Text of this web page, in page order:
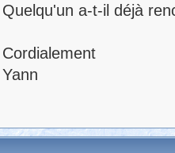
Quelqu'un a-t-il déjà
Cordialement
Yann